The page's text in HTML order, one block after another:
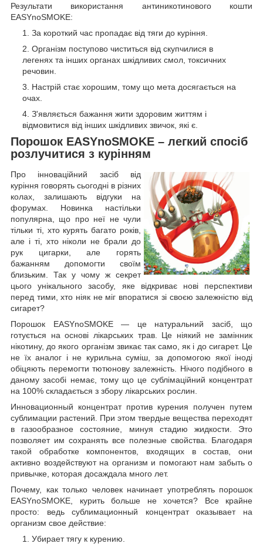
Результати використання антиникотинового кошти
EASYnoSMOKE:
За короткий час пропадає від тяги до куріння.
Організм поступово чиститься від скупчилися в
легенях та інших органах шкідливих смол, токсичних
речовин.
Настрій стає хорошим, тому що мета досягається на
очах.
З'являється бажання жити здоровим життям і
відмовитися від інших шкідливих звичок, які є.
Порошок EASYnoSMOKE – легкий спосіб
розлучитися з курінням
Про інноваційний засіб від
куріння говорять сьогодні в різних
колах, залишають відгуки на
форумах. Новинка настільки
популярна, що про неї не чули
тільки ті, хто курять багато років,
але і ті, хто ніколи не брали до
рук цигарки, але горять
бажанням допомогти своїм
близьким. Так у чому ж секрет
цього унікального засобу, яке відкриває нові перспективи
перед тими, хто ніяк не міг впоратися зі своєю залежністю від
сигарет?
Порошок EASYnoSMOKE ― це натуральний засіб, що
готується на основі лікарських трав. Це ніякий не замінник
нікотину, до якого організм звикає так само, як і до сигарет. Це
не їх аналог і не курильна суміш, за допомогою якої іноді
обіцяють перемогти тютюнову залежність. Нічого подібного в
даному засобі немає, тому що це сублімаційний концентрат
на 100% складається з збору лікарських рослин.
Инновационный концентрат против курения получен путем
сублимации растений. При этом твердые вещества переходят
в газообразное состояние, минуя стадию жидкости. Это
позволяет им сохранять все полезные свойства. Благодаря
такой обработке компонентов, входящих в состав, они
активно воздействуют на организм и помогают нам забыть о
привычке, которая досаждала много лет.
Почему, как только человек начинает употреблять порошок
EASYnoSMOKE, курить больше не хочется? Все крайне
просто: ведь сублимационный концентрат оказывает на
организм свое действие:
Убирает тягу к курению.